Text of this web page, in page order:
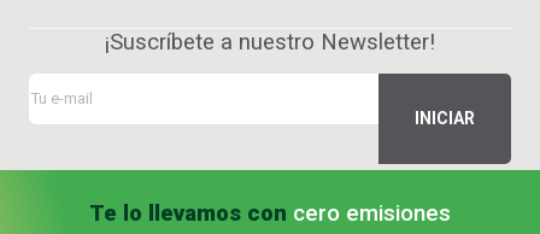
¡Suscríbete a nuestro Newsletter!
Te lo llevamos con cero emisiones